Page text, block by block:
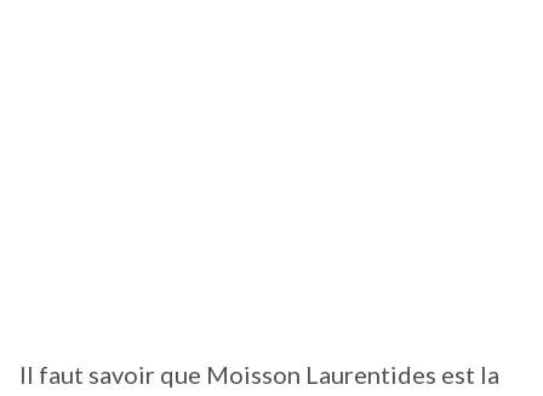
Il faut savoir que Moisson Laurentides est la